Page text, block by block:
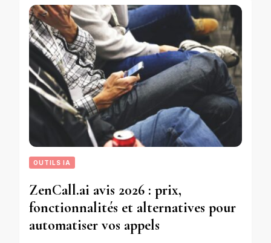
OUTILS IA
ZenCall.ai avis 2026 : prix,
fonctionnalités et alternatives pour
automatiser vos appels